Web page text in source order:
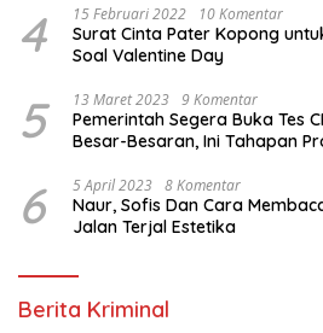
4 15 Februari 2022 10 Komentar
Surat Cinta Pater Kopong
Soal Valentine Day
5 13 Maret 2023 9 Komentar
Pemerintah Segera Buka Tes
Besar-Besaran, Ini Tahapan
6 5 April 2023 8 Komentar
Naur, Sofis Dan Cara
Jalan Terjal Estetika
Berita Kriminal